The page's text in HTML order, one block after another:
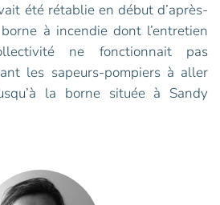
été rétablie en début d’après-
à incendie dont l’entretien
ne fonctionnait pas
les sapeurs-pompiers à aller
la borne située à Sandy